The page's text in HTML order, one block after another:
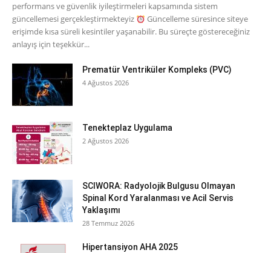
performans ve güvenlik iyileştirmeleri kapsamında sistem
güncellemesi gerçekleştirmekteyiz
Güncelleme süresince siteye
erişimde kısa süreli kesintiler yaşanabilir. Bu süreçte göstereceğiniz
anlayış için teşekkür...
Prematür Ventriküler Kompleks (PVC)
4 Ağustos 2026
Tenekteplaz Uygulama
2 Ağustos 2026
SCIWORA: Radyolojik Bulgusu Olmayan
Spinal Kord Yaralanması ve Acil Servis
Yaklaşımı
28 Temmuz 2026
Hipertansiyon AHA 2025